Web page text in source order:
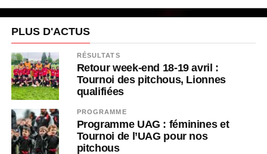
PLUS D'ACTUS
RÉSULTATS
Retour week-end 18-19 avril :
Tournoi des pitchous, Lionnes
qualifiées
PROGRAMME
Programme UAG : féminines et
Tournoi de l’UAG pour nos
pitchous